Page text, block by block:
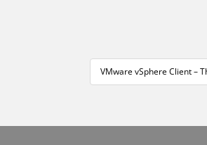
VMware vSphere Client –